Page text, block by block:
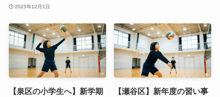
2025年12月1日
【泉区の小学生へ】新学期
【瀬谷区】新年度の習い事